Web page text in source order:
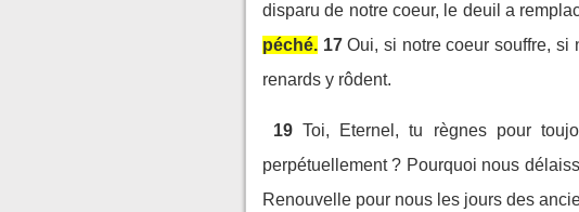
disparu de notre coeur, le deuil a
péché. 17 Oui, si notre coeur souffre, si
renards y rôdent.
19 Toi, Eternel, tu règnes pour
perpétuellement ? Pourquoi nous
Renouvelle pour nous les jours des